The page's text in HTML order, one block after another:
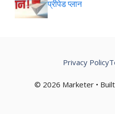
प्रीपेड प्लान
© 2026 Marketer •
Privacy Policy